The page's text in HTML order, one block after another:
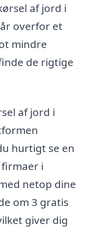
af jord i
overfor et
mindre
de rigtige
af jord i
hurtigt se en
i
netop dine
om 3 gratis
giver dig